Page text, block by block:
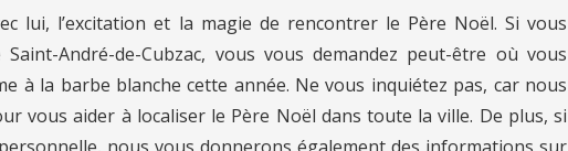
lui, l’excitation et la magie de rencontrer le Père Noël. Si vous
André-de-Cubzac, vous vous demandez peut-être où vous
à la barbe blanche cette année. Ne vous inquiétez pas, car nous
vous aider à localiser le Père Noël dans toute la ville. De plus, si